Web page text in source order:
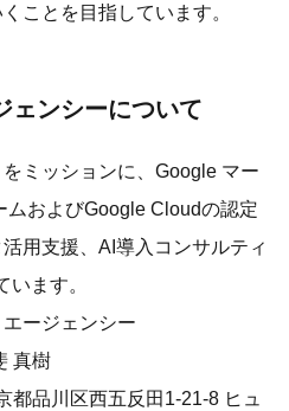
ことを目指しています。
ェンシーについて
ミッションに、Google マー
およびGoogle Cloudの認定
用支援、AI導入コンサルティ
ます。
ージェンシー
真樹
都品川区西五反田1-21-8 ヒュ